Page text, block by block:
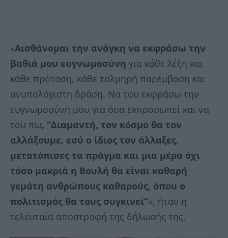
«Αισθάνομαι την ανάγκη να εκφράσω την
βαθιά μου ευγνωμοσύνη για κάθε λέξη και
κάθε πρόταση, κάθε τολμηρή παρέμβαση και
ανυπολόγιστη δράση. Να του εκφράσω την
ευγνωμοσύνη μου για όσα εκπροσωπεί και να
του πω, “Διαμαντή, τον κόσμο θα τον
αλλάξουμε, εσύ ο ίδιος τον άλλαξες,
μετατόπισες τα πράγμα και μια μέρα όχι
τόσο μακριά η Βουλή θα είναι καθαρή
γεμάτη ανθρώπους καθαρούς, όπου ο
πολιτισμός θα τους συγκινεί”», ήταν η
τελευταία αποστροφή της δήλωσής της.